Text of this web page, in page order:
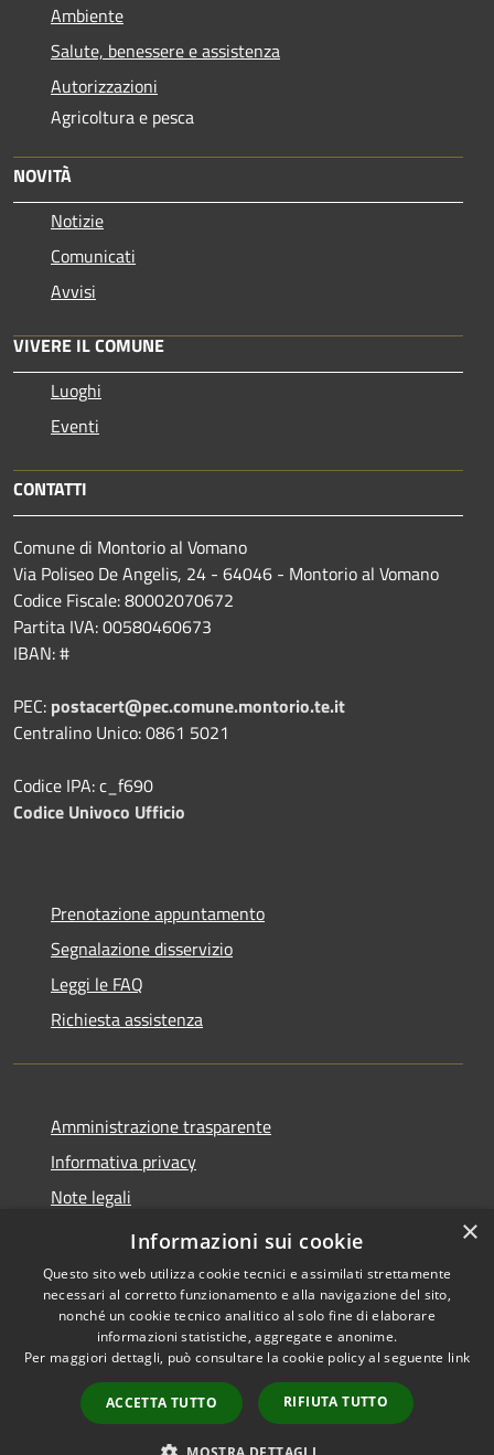
Ambiente
Salute, benessere e assistenza
Autorizzazioni
Agricoltura e pesca
NOVITÀ
Notizie
Comunicati
Avvisi
VIVERE IL COMUNE
Luoghi
Eventi
CONTATTI
Comune di Montorio al Vomano
Via Poliseo De Angelis, 24 - 64046 - Montorio al Vomano
Codice Fiscale: 80002070672
Partita IVA: 00580460673
IBAN: #
PEC: postacert@pec.comune.montorio.te.it
Centralino Unico: 0861 5021
Codice IPA: c_f690
Codice Univoco Ufficio
Prenotazione appuntamento
Segnalazione disservizio
Leggi le FAQ
Richiesta assistenza
Amministrazione trasparente
Informativa privacy
Note legali
Dichiarazione di accessibilità
Accessibilità
Copyright © 2026 • Comune di
Montorio al Vomano • Powered
byMunicipium
Accesso
redazione
×
Informazioni sui cookie
Questo sito web utilizza cookie tecnici e assimilati strettamente
necessari al corretto funzionamento e alla navigazione del sito,
nonché un cookie tecnico analitico al solo fine di elaborare
informazioni statistiche, aggregate e anonime.
Per maggiori dettagli, può consultare la cookie policy al seguente link
ACCETTA TUTTO RIFIUTA TUTTO